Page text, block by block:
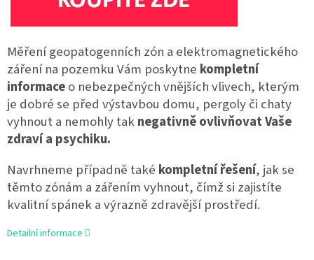
Měření geopatogenních zón a elektromagnetického
záření na pozemku Vám poskytne kompletní
informaceo nebezpečných vnějších vlivech, kterým
je dobré se před výstavbou domu, pergoly či chaty
vyhnout a nemohly taknegativně ovlivňovat Vaše
zdraví a psychiku.
Navrhneme případně také kompletní řešení, jak se
těmto zónám a zářením vyhnout, čímž si zajistíte
kvalitní spánek a výrazně zdravější prostředí.
Detailní informace